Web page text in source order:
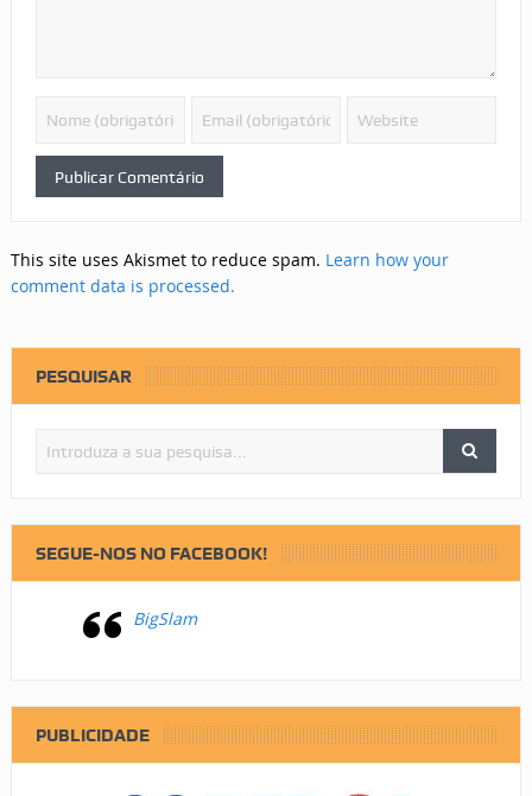
This site uses Akismet to reduce spam. Learn how your
comment data is processed.
PESQUISAR
SEGUE-NOS NO FACEBOOK!
BigSlam
PUBLICIDADE